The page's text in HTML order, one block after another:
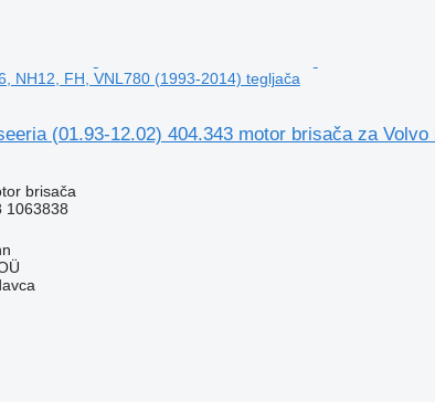
NH12, FH, VNL780 (1993-2014) tegljača
(01.93-12.02) 404.343 motor brisača za
brisača
1063838